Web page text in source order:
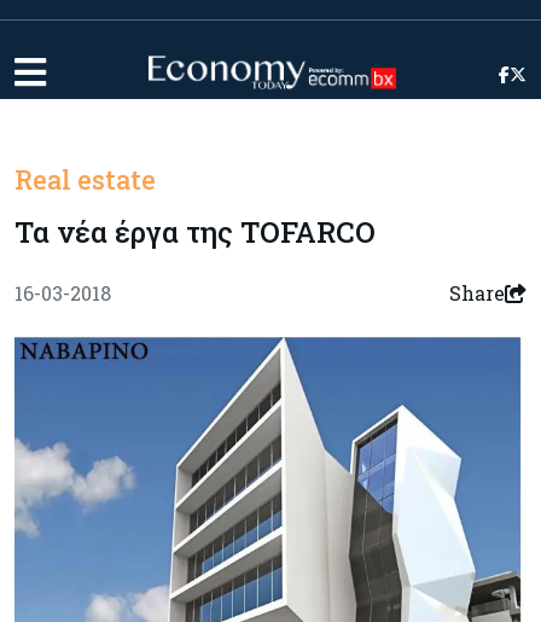
Real estate
Τα νέα έργα της TOFARCO
16-03-2018 Share